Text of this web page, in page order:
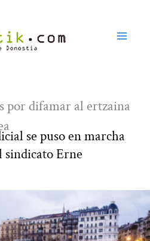
por difamar al ertzaina
se puso en marcha
sindicato Erne